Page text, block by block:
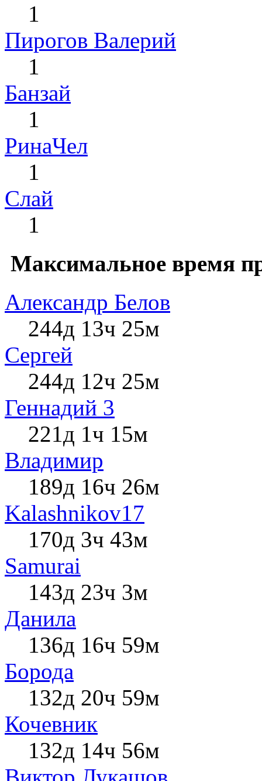
1
Пирогов Валерий
1
Банзай
1
РинаЧел
1
Слай
1
Максимальное время
Александр Белов
244д 13ч 25м
Сергей
244д 12ч 25м
Геннадий 3
221д 1ч 15м
Влaдимир
189д 16ч 26м
Kalashnikov17
170д 3ч 43м
Samurai
143д 23ч 3м
Данила
136д 16ч 59м
Борода
132д 20ч 59м
Кочевник
132д 14ч 56м